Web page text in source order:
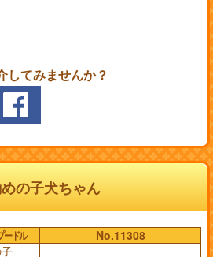
してみませんか？
の子犬ちゃん
ードル
No.11308